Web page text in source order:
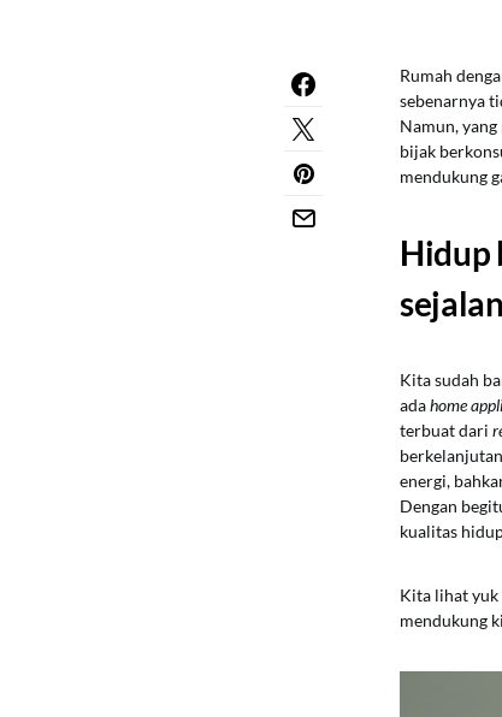
Rumah
sebenarnya
Namun,
bijak
mendukung
Hidup
Kita sudah
adahome
terbuat dari
energi,
Dengan
kualitas
Kita lihat yuk
mendukung